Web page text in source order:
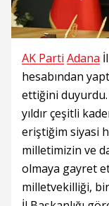
AK Parti Adana
hesabından
ettiğini duyurdu.
yıldır çeşitli
eriştiğim siyasi
milletimizin ve
olmaya gayret
milletvekilliği,